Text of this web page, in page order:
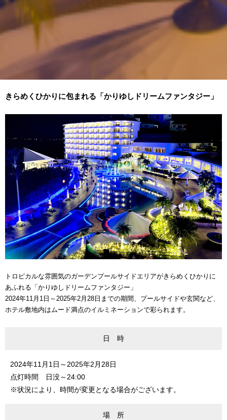
きらめくひかりに包まれる「かりゆしドリームファンタジー」
トロピカルな雰囲気のガーデンプールサイドエリアがきらめくひかりに
あふれる「かりゆしドリームファンタジー」
2024年11月1日～2025年2月28日までの期間、プールサイドや玄関など、
ホテル敷地内はムード満点のイルミネーションで彩られます。
日 時
2024年11月1日～2025年2月28日
点灯時間 日没～24:00
※状況により、時間が変更となる場合がございます。
場 所